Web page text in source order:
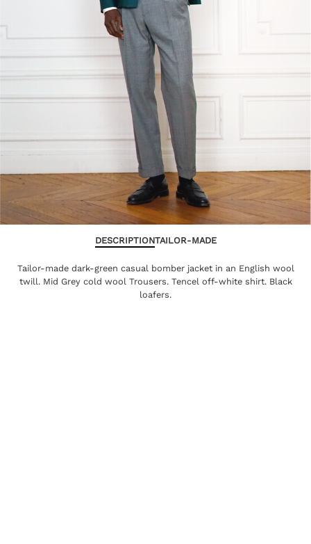
DESCRIPTIONTAILOR-MADE
Tailor-made dark-green casual bomber jacket in an English wool
twill. Mid Grey cold wool Trousers. Tencel off-white shirt. Black
loafers.